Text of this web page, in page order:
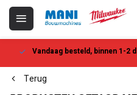
Vandaag besteld, binnen 1-2
Terug